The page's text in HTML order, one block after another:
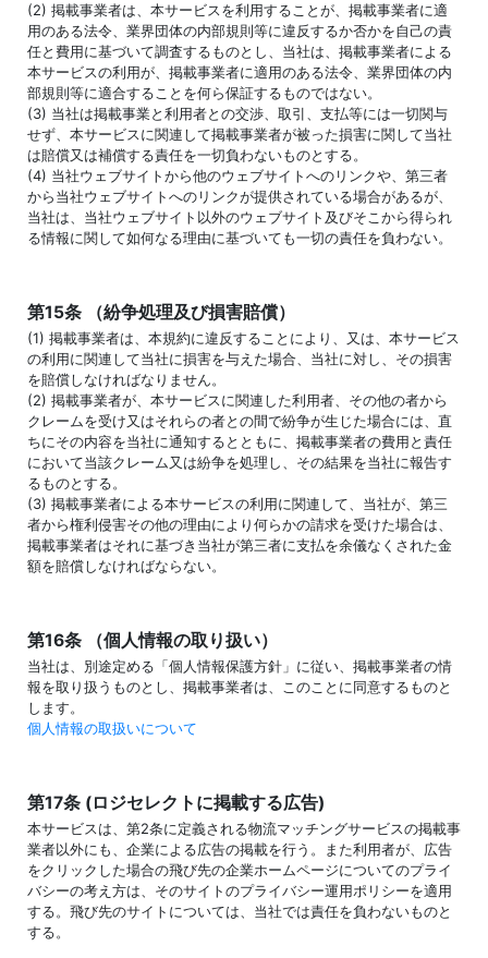
(2) 掲載事業者は、本サービスを利用することが、掲載事業者に適
用のある法令、業界団体の内部規則等に違反するか否かを自己の責
任と費用に基づいて調査するものとし、当社は、掲載事業者による
本サービスの利用が、掲載事業者に適用のある法令、業界団体の内
部規則等に適合することを何ら保証するものではない。
(3) 当社は掲載事業と利用者との交渉、取引、支払等には一切関与
せず、本サービスに関連して掲載事業者が被った損害に関して当社
は賠償又は補償する責任を一切負わないものとする。
(4) 当社ウェブサイトから他のウェブサイトへのリンクや、第三者
から当社ウェブサイトへのリンクが提供されている場合があるが、
当社は、当社ウェブサイト以外のウェブサイト及びそこから得られ
る情報に関して如何なる理由に基づいても一切の責任を負わない。
第15条 （紛争処理及び損害賠償）
(1) 掲載事業者は、本規約に違反することにより、又は、本サービス
の利用に関連して当社に損害を与えた場合、当社に対し、その損害
を賠償しなければなりません。
(2) 掲載事業者が、本サービスに関連した利用者、その他の者から
クレームを受け又はそれらの者との間で紛争が生じた場合には、直
ちにその内容を当社に通知するとともに、掲載事業者の費用と責任
において当該クレーム又は紛争を処理し、その結果を当社に報告す
るものとする。
(3) 掲載事業者による本サービスの利用に関連して、当社が、第三
者から権利侵害その他の理由により何らかの請求を受けた場合は、
掲載事業者はそれに基づき当社が第三者に支払を余儀なくされた金
額を賠償しなければならない。
第16条 （個人情報の取り扱い）
当社は、別途定める「個人情報保護方針」に従い、掲載事業者の情
報を取り扱うものとし、掲載事業者は、このことに同意するものと
します。
個人情報の取扱いについて
第17条 (ロジセレクトに掲載する広告)
本サービスは、第2条に定義される物流マッチングサービスの掲載事
業者以外にも、企業による広告の掲載を行う。また利用者が、広告
をクリックした場合の飛び先の企業ホームページについてのプライ
バシーの考え方は、そのサイトのプライバシー運用ポリシーを適用
する。飛び先のサイトについては、当社では責任を負わないものと
する。